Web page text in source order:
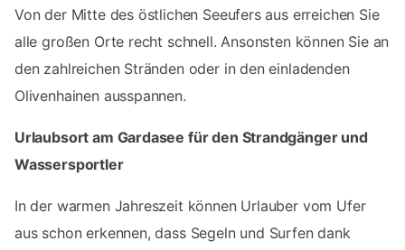
Von der Mitte des östlichen Seeufers aus erreichen Sie
alle großen Orte recht schnell. Ansonsten können Sie an
den zahlreichen Stränden oder in den einladenden
Olivenhainen ausspannen.
Urlaubsort am Gardasee für den Strandgänger und
Wassersportler
In der warmen Jahreszeit können Urlauber vom Ufer
aus schon erkennen, dass Segeln und Surfen dank